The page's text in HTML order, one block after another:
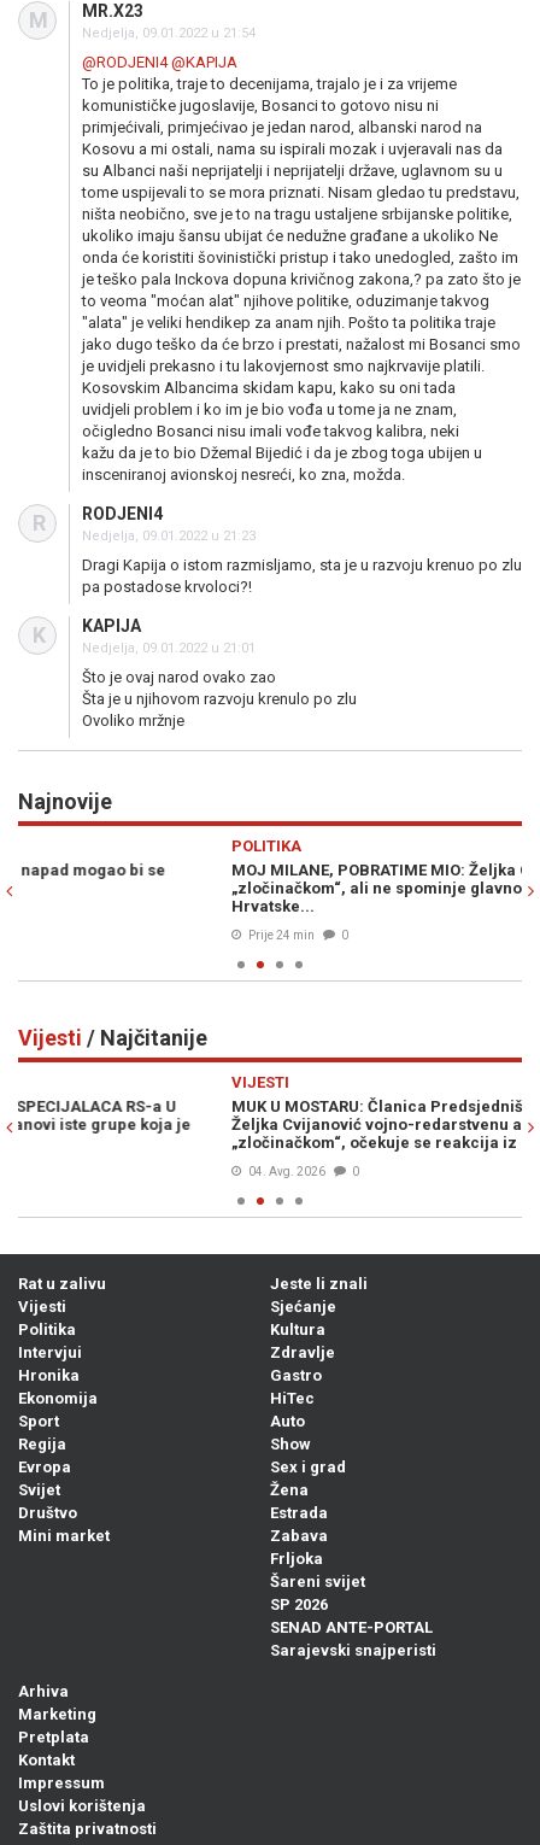
M MR.X23
Nedjelja, 09.01.2022 u 21:54
@RODJENI4 @KAPIJA
To je politika, traje to decenijama, trajalo je i za vrijeme
komunističke jugoslavije, Bosanci to gotovo nisu ni
primjećivali, primjećivao je jedan narod, albanski narod na
Kosovu a mi ostali, nama su ispirali mozak i uvjeravali nas da
su Albanci naši neprijatelji i neprijatelji države, uglavnom su u
tome uspijevali to se mora priznati. Nisam gledao tu predstavu,
ništa neobično, sve je to na tragu ustaljene srbijanske politike,
ukoliko imaju šansu ubijat će nedužne građane a ukoliko Ne
onda će koristiti šovinistički pristup i tako unedogled, zašto im
je teško pala Inckova dopuna krivičnog zakona,? pa zato što je
to veoma "moćan alat" njihove politike, oduzimanje takvog
"alata" je veliki hendikep za anam njih. Pošto ta politika traje
jako dugo teško da će brzo i prestati, nažalost mi Bosanci smo
je uvidjeli prekasno i tu lakovjernost smo najkrvavije platili.
Kosovskim Albancima skidam kapu, kako su oni tada
uvidjeli problem i ko im je bio vođa u tome ja ne znam,
očigledno Bosanci nisu imali vođe takvog kalibra, neki
kažu da je to bio Džemal Bijedić i da je zbog toga ubijen u
insceniranoj avionskoj nesreći, ko zna, možda.
R RODJENI4
Nedjelja, 09.01.2022 u 21:23
Dragi Kapija o istom razmisljamo, sta je u razvoju krenuo po zlu
pa postadose krvoloci?!
K KAPIJA
Nedjelja, 09.01.2022 u 21:01
Što je ovaj narod ovako zao
Šta je u njihovom razvoju krenulo po zlu
Ovoliko mržnje
Najnovije
MOJ MILANE, POBRATIME MIO: Željka Cvijanović „Oluju“ naziva
„zločinačkom“, ali ne spominje glavnog krivca za egzodus Srba iz
Vijesti / Najčitanije
MUK U MOSTARU: Članica Predsjedništva Bosne i Hercegovine
Željka Cvijanović vojno-redarstvenu akciju „Oluja“ nazvala
„zločinačkom“, očekuje se reakcija iz Zagreba...
Rat u zalivu
Vijesti
Politika
Intervjui
Hronika
Ekonomija
Sport
Regija
Evropa
Svijet
Društvo
Mini market
Jeste li znali
Sjećanje
Kultura
Zdravlje
Gastro
HiTec
Auto
Show
Sex i grad
Žena
Estrada
Zabava
Frljoka
Šareni svijet
SP 2026
SENAD ANTE-PORTAL
Sarajevski snajperisti
Arhiva
Marketing
Pretplata
Kontakt
Impressum
Uslovi korištenja
Zaštita privatnosti